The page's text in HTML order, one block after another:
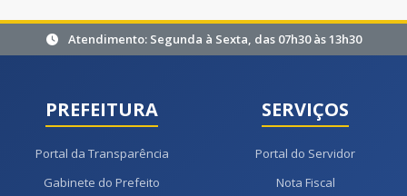
Atendimento: Segunda à Sexta, das 07h30 às 13h30
PREFEITURA
Portal da Transparência
Gabinete do Prefeito
SERVIÇOS
Portal do Servidor
Nota Fiscal